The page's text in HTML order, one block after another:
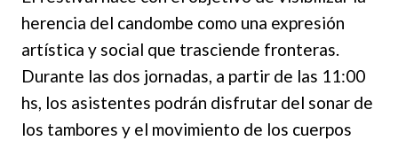
herencia del candombe como una expresión
artística y social que trasciende fronteras.
Durante las dos jornadas, a partir de las 11:00
hs, los asistentes podrán disfrutar del sonar de
los tambores y el movimiento de los cuerpos